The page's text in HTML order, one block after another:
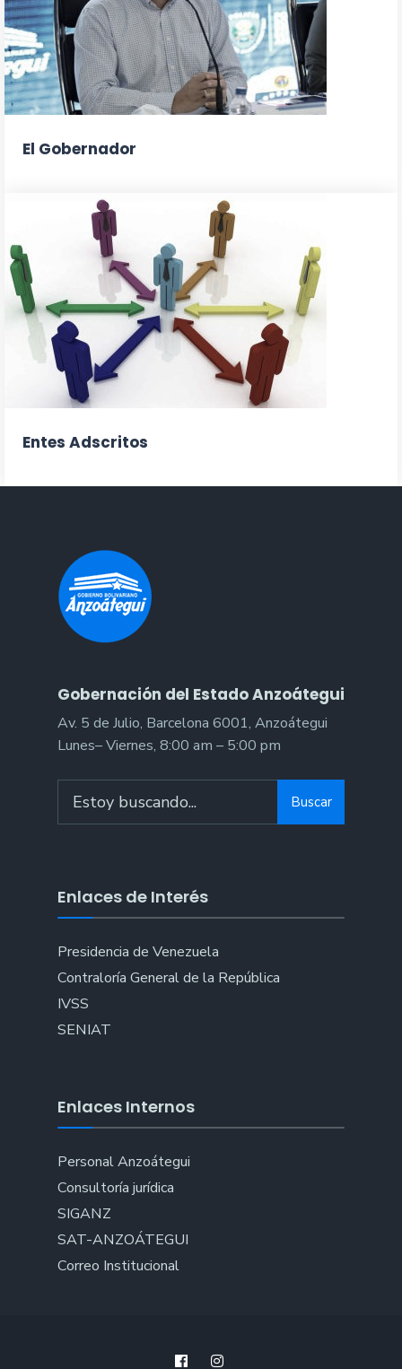
El Gobernador
Entes Adscritos
Gobernación del Estado Anzoátegui
Av. 5 de Julio, Barcelona 6001, Anzoátegui
Lunes– Viernes, 8:00 am – 5:00 pm
Buscar
Enlaces de Interés
Presidencia de Venezuela
Contraloría General de la República
IVSS
SENIAT
Enlaces Internos
Personal Anzoátegui
Consultoría jurídica
SIGANZ
SAT-ANZOÁTEGUI
Correo Institucional